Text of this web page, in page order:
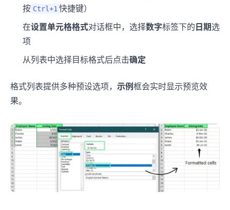
按 Ctrl+1 快捷键）
在设置单元格格式对话框中，选择数字标签下的日期选
项
从列表中选择目标格式后点击确定
格式列表提供多种预设选项， 示例框会实时显示预览效
果。